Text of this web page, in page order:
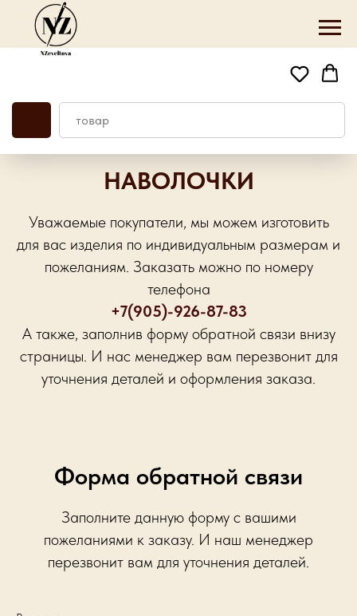
НАВОЛОЧКИ
Уважаемые покупатели, мы можем изготовить
для вас изделия по индивидуальным размерам и
пожеланиям. Заказать можно по номеру
телефона
+7(905)-926-87-83
А также, заполнив форму обратной связи внизу
страницы. И нас менеджер вам перезвонит для
уточнения деталей и оформления заказа.
Форма обратной связи
Заполните данную форму с вашими
пожеланиями к заказу. И наш менеджер
перезвонит вам для уточнения деталей.